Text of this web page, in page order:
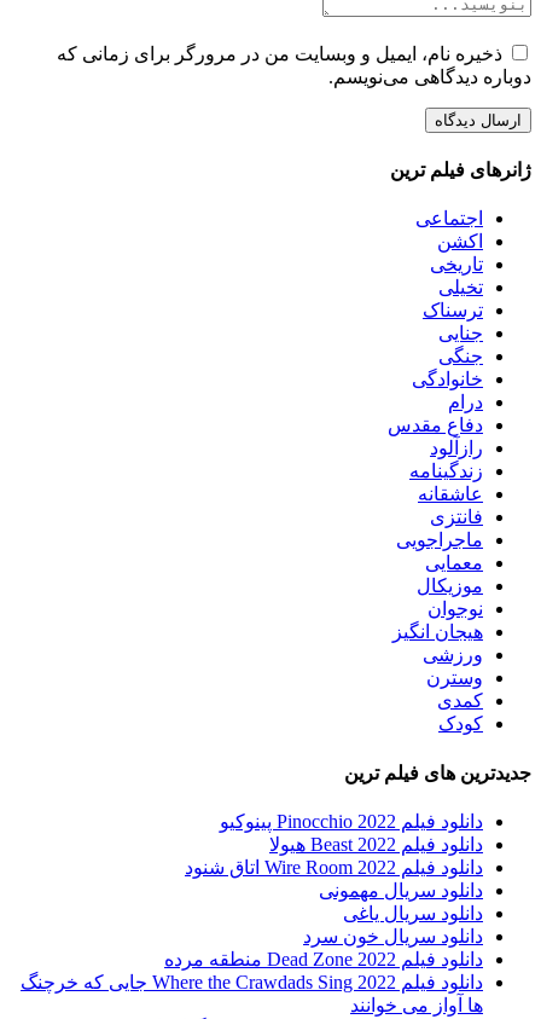
ذخیره نام، ایمیل و وبسایت من در مرورگر برای زمانی که
دوباره دیدگاهی می‌نویسم.
ژانرهای فیلم ترین
اجتماعی
اکشن
تاریخی
تخیلی
ترسناک
جنایی
جنگی
خانوادگی
درام
دفاع مقدس
رازآلود
زندگینامه
عاشقانه
فانتزی
ماجراجویی
معمایی
موزیکال
نوجوان
هیجان انگیز
ورزشی
وسترن
کمدی
کودک
جدیدترین های فیلم ترین
دانلود فیلم Pinocchio 2022 پینوکیو
دانلود فیلم Beast 2022 هیولا
دانلود فیلم Wire Room 2022 اتاق شنود
دانلود سریال مهمونی
دانلود سریال یاغی
دانلود سریال خون سرد
دانلود فیلم 2022 Dead Zone منطقه مرده
دانلود فیلم Where the Crawdads Sing 2022 جایی که خرچنگ
ها آواز می خوانند